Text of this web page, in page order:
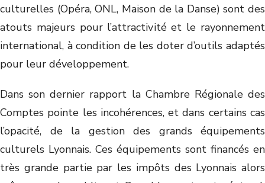
culturelles (Opéra, ONL, Maison de la Danse) sont des
atouts majeurs pour l’attractivité et le rayonnement
international, à condition de les doter d’outils adaptés
pour leur développement.
Dans son dernier rapport la Chambre Régionale des
Comptes pointe les incohérences, et dans certains cas
l’opacité, de la gestion des grands équipements
culturels Lyonnais. Ces équipements sont financés en
très grande partie par les impôts des Lyonnais alors